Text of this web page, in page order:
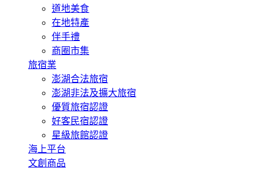
道地美食
在地特產
伴手禮
商圈市集
旅宿業
澎湖合法旅宿
澎湖非法及擴大旅宿
優質旅宿認證
好客民宿認證
星級旅館認證
海上平台
文創商品